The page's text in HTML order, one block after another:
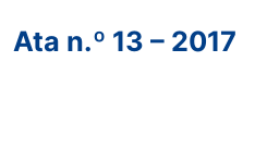
Ata n.º 13 – 2017